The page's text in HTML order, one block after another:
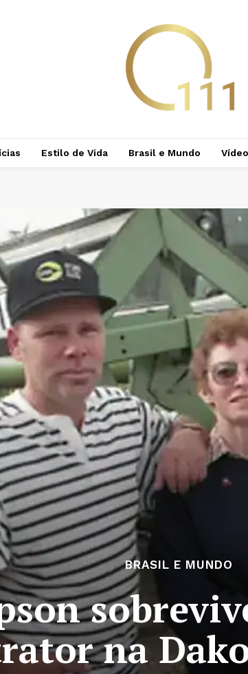
Estilo de Vida Brasil e Mundo
BRASIL E MUNDO
na